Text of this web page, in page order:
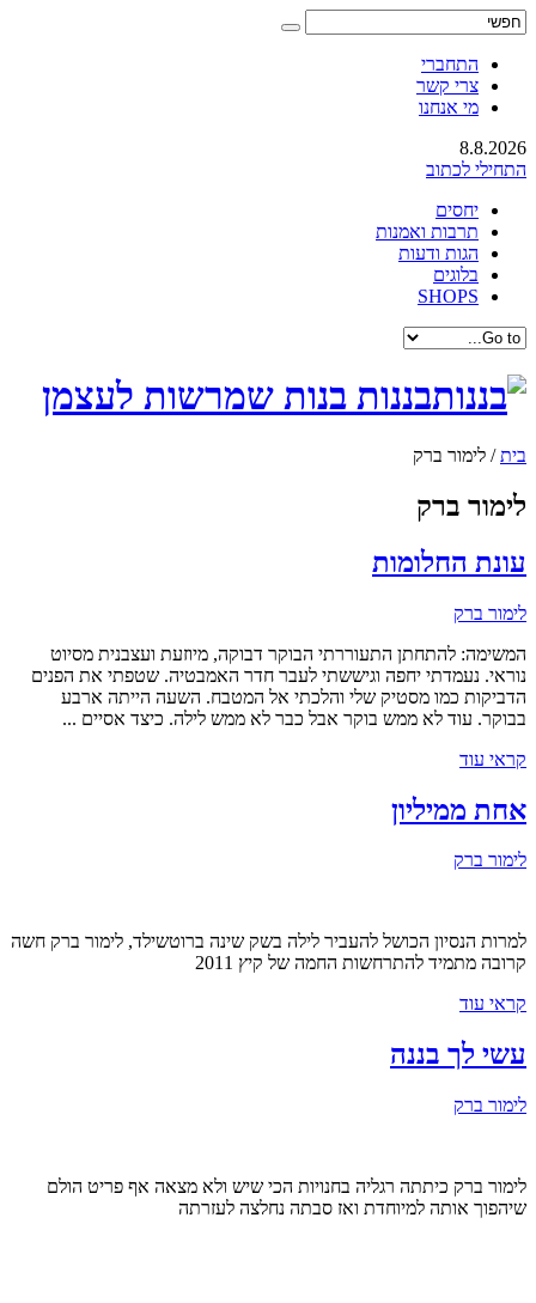
התחברי
צרי קשר
מי אנחנו
8.8.2026
התחילי לכתוב
יחסים
תרבות ואמנות
הגות ודעות
בלוגים
SHOPS
בננות בנות שמרשות לעצמן
בית/ לימור ברק
לימור ברק
עונת החלומות
לימור ברק
המשימה: להתחתן התעוררתי הבוקר דבוקה, מיוזעת ועצבנית מסיוט
נוראי. נעמדתי יחפה וגיששתי לעבר חדר האמבטיה. שטפתי את הפנים
הדביקות כמו מסטיק שלי והלכתי אל המטבח. השעה הייתה ארבע
בבוקר. עוד לא ממש בוקר אבל כבר לא ממש לילה. כיצד אסיים ...
קראי עוד
אחת ממיליון
לימור ברק
למרות הנסיון הכושל להעביר לילה בשק שינה ברוטשילד, לימור ברק חשה
קרובה מתמיד להתרחשות החמה של קיץ 2011
קראי עוד
עשי לך בננה
לימור ברק
לימור ברק כיתתה רגליה בחנויות הכי שיש ולא מצאה אף פריט הולם
שיהפוך אותה למיוחדת ואז סבתה נחלצה לעזרתה